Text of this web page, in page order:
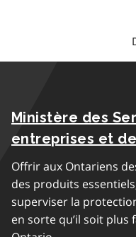
Ministère des
entreprises et
Offrir aux Ontariens
des produits
superviser la
en sorte qu’il soit plus